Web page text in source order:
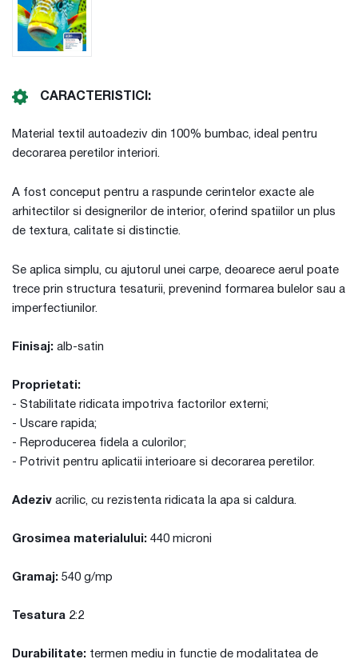
CARACTERISTICI:
Material textil autoadeziv din 100% bumbac, ideal pentru
decorarea peretilor interiori.
A fost conceput pentru a raspunde cerintelor exacte ale
arhitectilor si designerilor de interior, oferind spatiilor un plus
de textura, calitate si distinctie.
Se aplica simplu, cu ajutorul unei carpe, deoarece aerul poate
trece prin structura tesaturii, prevenind formarea bulelor sau a
imperfectiunilor.
Finisaj: alb-satin
Proprietati:
- Stabilitate ridicata impotriva factorilor externi;
- Uscare rapida;
- Reproducerea fidela a culorilor;
- Potrivit pentru aplicatii interioare si decorarea peretilor.
Adeziv acrilic, cu rezistenta ridicata la apa si caldura.
Grosimea materialului: 440 microni
Gramaj: 540 g/mp
Tesatura 2:2
Durabilitate: termen mediu in functie de modalitatea de